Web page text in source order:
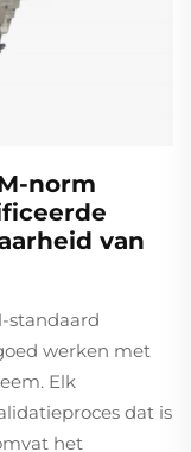
norm
van
standaard
werken met
Elk
dat is
het